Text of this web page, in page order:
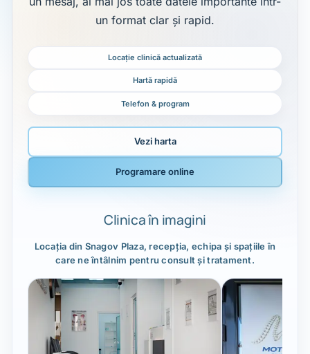
un format clar și rapid.
Locație clinică actualizată
Hartă rapidă
Telefon & program
Vezi harta
Programare online
Clinica în imagini
Locația din Snagov Plaza, recepția, echipa și spațiile în
care ne întâlnim pentru consult și tratament.